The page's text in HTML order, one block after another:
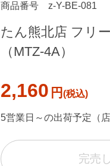
商品番号 z-Y-BE-081
たん熊北店 フリ
（MTZ-4A）
2,160 円
5営業日～の出荷予定（
完売